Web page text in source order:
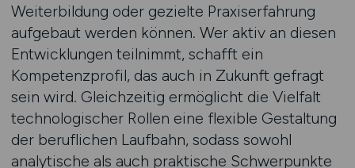
Weiterbildung oder gezielte Praxiserfahrung
aufgebaut werden können. Wer aktiv an diesen
Entwicklungen teilnimmt, schafft ein
Kompetenzprofil, das auch in Zukunft gefragt
sein wird. Gleichzeitig ermöglicht die Vielfalt
technologischer Rollen eine flexible Gestaltung
der beruflichen Laufbahn, sodass sowohl
analytische als auch praktische Schwerpunkte